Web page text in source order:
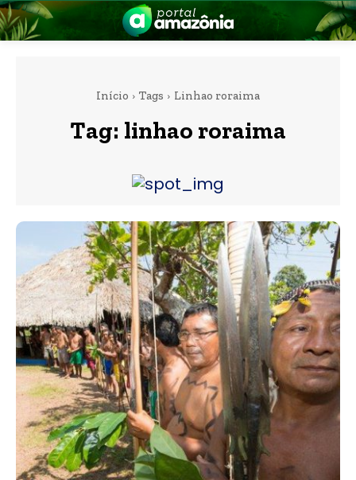
Amazônia
Início Tags Linhao roraima
Tag: linhao roraima